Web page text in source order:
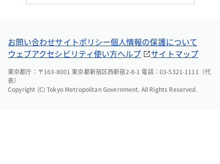
お問い合わせサイトポリシー個人情報の保護について
ウェブアクセシビリティ使い方ヘルプ サイトマップ
東京都庁：〒163-8001 東京都新宿区西新宿2-8-1 電話：03-5321-1111（代
表）
Copyright (C) Tokyo Metropolitan Government. All Rights Reserved.